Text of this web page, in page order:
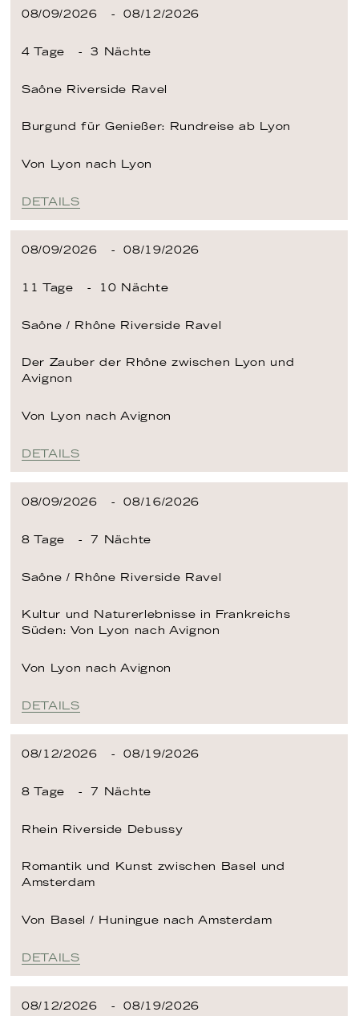
08/09/2026 08/12/2026
4 Tage 3 Nächte
Saône Riverside Ravel
Burgund für Genießer: Rundreise ab Lyon
Von Lyon nach Lyon
DETAILS
08/09/2026 08/19/2026
11 Tage 10 Nächte
Saône / Rhône Riverside Ravel
Der Zauber der Rhône zwischen Lyon und
Avignon
Von Lyon nach Avignon
DETAILS
08/09/2026 08/16/2026
8 Tage 7 Nächte
Saône / Rhône Riverside Ravel
Kultur und Naturerlebnisse in Frankreichs
Süden: Von Lyon nach Avignon
Von Lyon nach Avignon
DETAILS
08/12/2026 08/19/2026
8 Tage 7 Nächte
Rhein Riverside Debussy
Romantik und Kunst zwischen Basel und
Amsterdam
Von Basel / Huningue nach Amsterdam
DETAILS
08/12/2026 08/19/2026